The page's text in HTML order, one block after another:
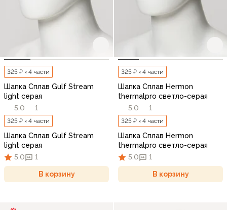
325 ₽ × 4 части
Шапка Сплав Gulf Stream
light серая
5,0
1
325 ₽ × 4 части
Шапка Сплав Gulf Stream
light серая
5,0
1
В корзину
325 ₽ × 4 части
Шапка Сплав Hermon
thermalpro светло-серая
5,0
1
325 ₽ × 4 части
Шапка Сплав Hermon
thermalpro светло-серая
5,0
1
В корзину